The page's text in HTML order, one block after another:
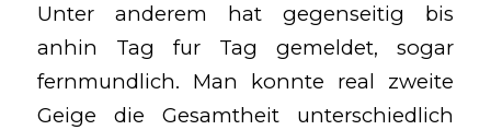
Unter anderem hat gegenseitig bis
anhin Tag fur Tag gemeldet, sogar
fernmundlich. Man konnte real zweite
Geige die Gesamtheit unterschiedlich